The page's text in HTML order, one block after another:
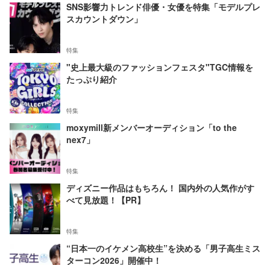
SNS影響力トレンド俳優・女優を特集「モデルプレ
スカウントダウン」
特集
"史上最大級のファッションフェスタ"TGC情報を
たっぷり紹介
特集
moxymill新メンバーオーディション「to the
nex7」
特集
ディズニー作品はもちろん！ 国内外の人気作がす
べて見放題！【PR】
特集
“日本一のイケメン高校生”を決める「男子高生ミス
ターコン2026」開催中！